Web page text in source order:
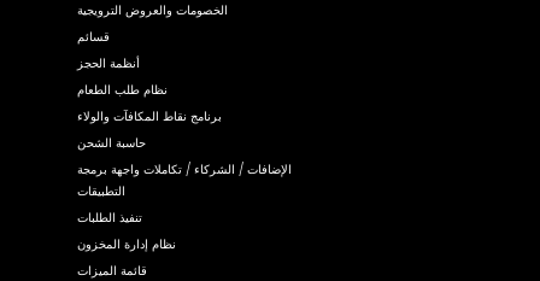
الخصومات والعروض الترويجية
قسائم
أنظمة الحجز
نظام طلب الطعام
برنامج نقاط المكافآت والولاء
حاسبة الشحن
الإضافات / الشركاء / تكاملات واجهة برمجة
التطبيقات
تنفيذ الطلبات
نظام إدارة المخزون
قائمة الميزات